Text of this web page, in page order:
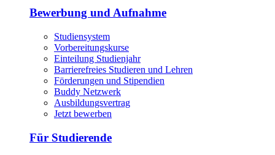
Bewerbung und Aufnahme
Studiensystem
Vorbereitungskurse
Einteilung Studienjahr
Barrierefreies Studieren und Lehren
Förderungen und Stipendien
Buddy Netzwerk
Ausbildungsvertrag
Jetzt bewerben
Für Studierende